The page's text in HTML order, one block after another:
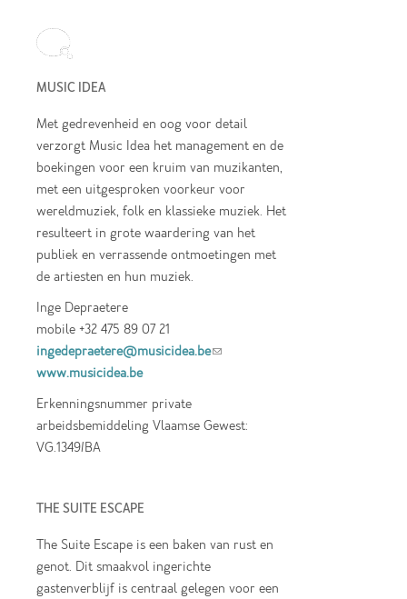
MUSIC IDEA
Met gedrevenheid en oog voor detail
verzorgt Music Idea het management en de
boekingen voor een kruim van muzikanten,
met een uitgesproken voorkeur voor
wereldmuziek, folk en klassieke muziek. Het
resulteert in grote waardering van het
publiek en verrassende ontmoetingen met
de artiesten en hun muziek.
Inge Depraetere
mobile +32 475 89 07 21
ingedepraetere@musicidea.be(link sends e-
www.musicidea.be
Erkenningsnummer private
arbeidsbemiddeling Vlaamse Gewest:
VG.1349/BA
THE SUITE ESCAPE
The Suite Escape is een baken van rust en
genot. Dit smaakvol ingerichte
gastenverblijf is centraal gelegen voor een